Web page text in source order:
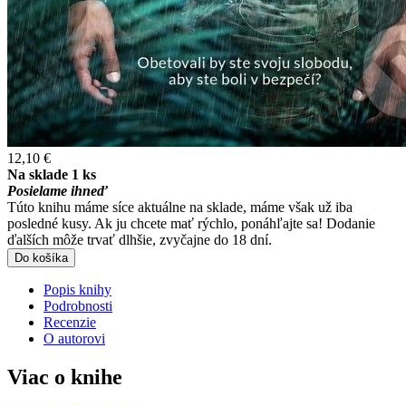
12,10 €
Na sklade 1 ks
Posielame ihneď
Túto knihu máme síce aktuálne na sklade, máme však už iba
posledné kusy. Ak ju chcete mať rýchlo, ponáhľajte sa! Dodanie
ďalších môže trvať dlhšie, zvyčajne do 18 dní.
Do košíka
Popis knihy
Podrobnosti
Recenzie
O autorovi
Viac o knihe